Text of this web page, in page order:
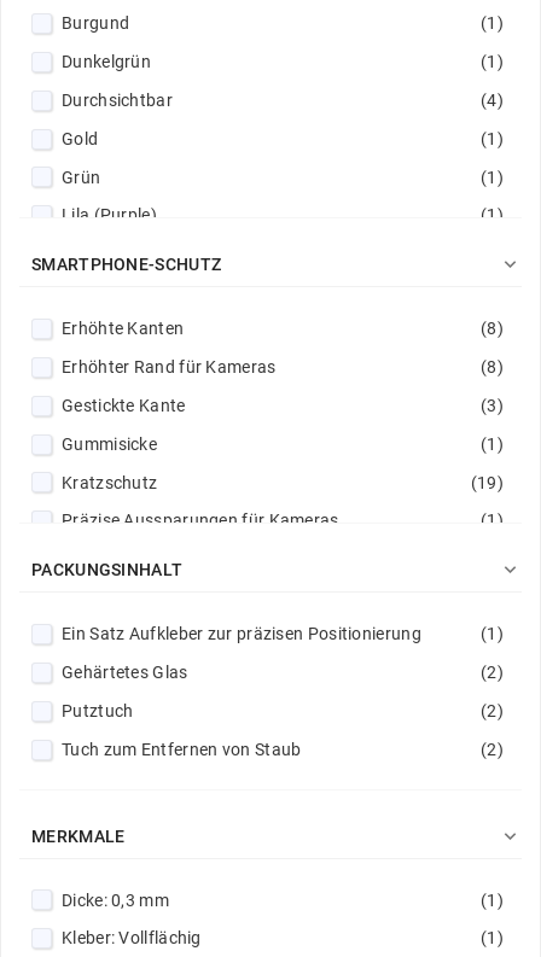
Burgund
(1)
Dunkelgrün
(1)
Durchsichtbar
(4)
Gold
(1)
Grün
(1)
Lila (Purple)
(1)
Marine / Limette
(1)
Puderrosa
(1)
Rot
(1)
Rot / Marine
(1)
Schwarz
(7)
SMARTPHONE-SCHUTZ 
Erhöhte Kanten
(8)
Erhöhter Rand für Kameras
(8)
Gestickte Kante
(3)
Gummisicke
(1)
Kratzschutz
(19)
Präzise Aussparungen für Kameras
(1)
Verstärkte Säume
(9)
PACKUNGSINHALT 
Ein Satz Aufkleber zur präzisen Positionierung
(1)
Gehärtetes Glas
(2)
Putztuch
(2)
Tuch zum Entfernen von Staub
(2)
MERKMALE 
Dicke: 0,3 mm
(1)
Kleber: Vollflächig
(1)